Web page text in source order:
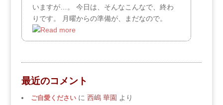
いますが…。 今日は、そんなこんなで、終わ
りです。 月曜からの準備が、まだなので。
最近のコメント
ご自愛くださいに 西嶋 華園 より